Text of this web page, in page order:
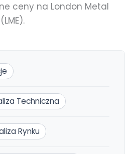
ceny na London Metal
Techniczna
Rynku